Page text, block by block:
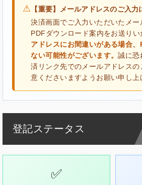
⚠ 【重要】メールアドレスのご入力
決済画面でご入力いただいたメー
PDFダウンロード案内をお送りい
アドレスにお間違いがある場合、
ない可能性がございます。誠に恐
済リンク先でのメールアドレスの
意くださいますようお願い申し上
登記ステータス
✅